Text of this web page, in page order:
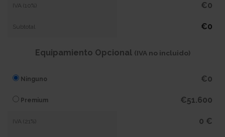
IVA (10%) €0
Subtotal €0
Equipamiento Opcional (IVA no incluido)
Ninguno €0
Premium €51.600
IVA (21%) 0 €